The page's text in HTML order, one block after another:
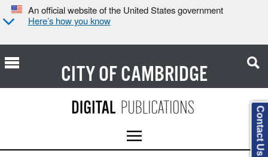
An official website of the United States government
Here’s how you know
CITY OFCAMBRIDGE
Contact Us